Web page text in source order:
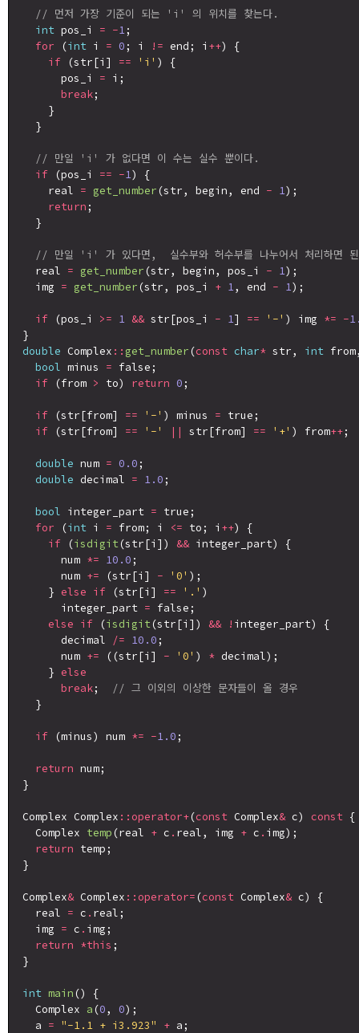
// 먼저 가장 기준이 되는 'i' 의 위치를 찾는다.
int pos_i = -1;
for (int i = 0 ; i != end; i ++) {
if (str[i] == 'i' ) {
      pos_i
= i;
break;
    }
  }
// 만일 'i' 가 없다면 이 수는 실수 뿐이다.
if (pos_i == -1) {
    real
= get_number (str, begin, end - 1);
return ;
  }
// 만일 'i' 가 있다면,  실수부와 허수부를 나누어서 처리하면
  real
= get_number (str, begin, pos_i - 1);
  img
= get_number (str, pos_i + 1, end - 1);
if (pos_i >= 1 && str[pos_i - 1] == '-' ) img *= -
double Complex :: get_number (const char* str, int
bool minus = false;
if (from > to) return 0 ;
if (str[from] == '-' ) minus = true;
if (str[from] == '-' || str[from] == '+' ) from++;
double num = 0.0 ;
double decimal = 1.0 ;
bool integer_part = true;
for (int i = from; i <= to; i ++) {
if (isdigit(str[i]) && integer_part) {
      num
*= 10.0 ;
      num
+= (str[i] - '0' );
    }
else if (str[i] == '.' )
      integer_part
= false;
else if (isdigit(str[i]) && ! integer_part) {
      decimal
/= 10.0 ;
      num
+= ((str[i] - '0' ) * decimal);
    }
else
break;
// 그 이외의 이상한 문자들이 올 경우
  }
if (minus) num *= -1.0 ;
return num;
}
Complex Complex ::operator+(const Complex& c) const {
  Complex
temp (real + c . real, img + c . img);
return temp;
}
Complex& Complex ::operator= (const Complex& c) {
  real
= c . real;
  img
= c . img;
return *this ;
}
int main () {
  Complex
a (0, 0);
  a
= "-1.1 + i3.923" + a;